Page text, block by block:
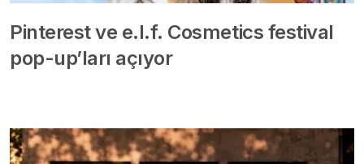
Pinterest ve e.l.f. Cosmetics festival
pop-up’ları açıyor